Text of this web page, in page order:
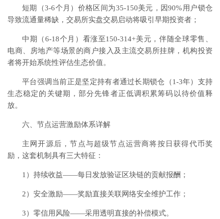
短期（3-6个月）价格区间为35-150美元，因90%用户锁仓
导致流通量稀缺，交易所实盘交易启动将吸引早期投资者；
中期（6-18个月）看涨至150-314+美元，伴随全球零售、
电商、房地产等场景的商户接入及主流交易所挂牌，机构投资
者将开始系统性评估生态价值。
平台强调当前正是坚定持有者通过长期锁仓（1-3年）支持
生态稳定的关键期，部分先锋者正低调积累筹码以待价值释
放。
六、节点运营激励体系详解
主网开源后，节点与超级节点运营商将按日获得代币奖
励，这套机制具有三大特征：
1）持续收益——每日发放验证区块链的贡献报酬；
2）安全激励——奖励直接关联网络安全维护工作；
3）零信用风险——采用透明直接的补偿模式。